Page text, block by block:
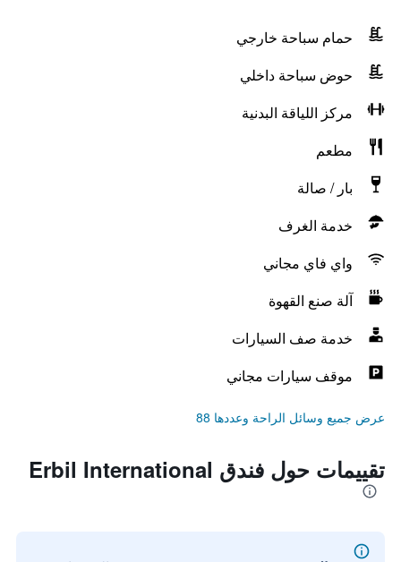
حمام سباحة خارجي
حوض سباحة داخلي
مركز اللياقة البدنية
مطعم
بار / صالة
خدمة الغرف
واي فاي مجاني
آلة صنع القهوة
خدمة صف السيارات
موقف سيارات مجاني
عرض جميع وسائل الراحة وعددها 88
تقييمات حول فندق Erbil International